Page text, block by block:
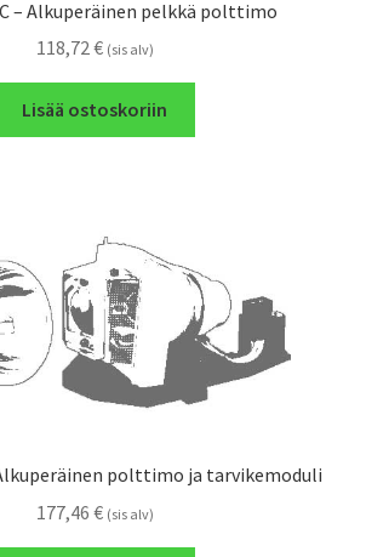
– Alkuperäinen pelkkä polttimo
118,72€ (sis alv)
Lisää ostoskoriin
Alkuperäinen polttimo ja tarvikemoduli
177,46 € (sis alv)